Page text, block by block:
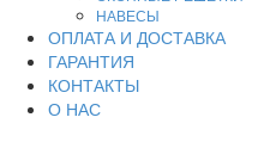
НАВЕСЫ
ОПЛАТА И ДОСТАВКА
ГАРАНТИЯ
КОНТАКТЫ
О НАС